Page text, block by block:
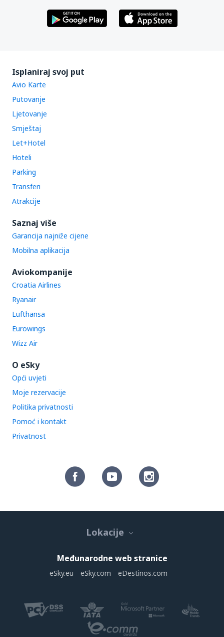
Isplaniraj svoj put
Avio Karte
Putovanje
Ljetovanje
Smještaj
Let+Hotel
Hoteli
Parking
Transferi
Atrakcije
Saznaj više
Garancija najniže cijene
Mobilna aplikacija
Aviokompanije
Croatia Airlines
Ryanair
Lufthansa
Eurowings
Wizz Air
O eSky
Opći uvjeti
Moje rezervacije
Politika privatnosti
Pomoć i kontakt
Privatnost
Lokacije
Međunarodne web stranice
eSky.eu eSky.com eDestinos.com